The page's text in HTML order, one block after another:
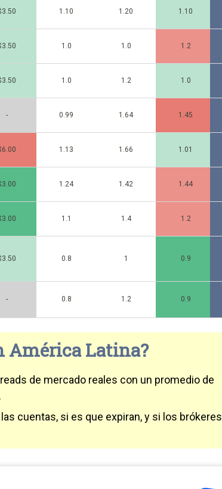
1.10 1.20 1.10
1.0 1.0 1.2
1.0 1.2 1.0
- 0.99 1.64 1.45
1.13 1.66 1.01
1.24 1.42 1.44
1.1 1.4 1.2
0.8 1 0.9
- 0.8 1.2 0.9
América Latina?
de mercado reales con un promedio de
cuentas, si es que expiran, y si los brókeres